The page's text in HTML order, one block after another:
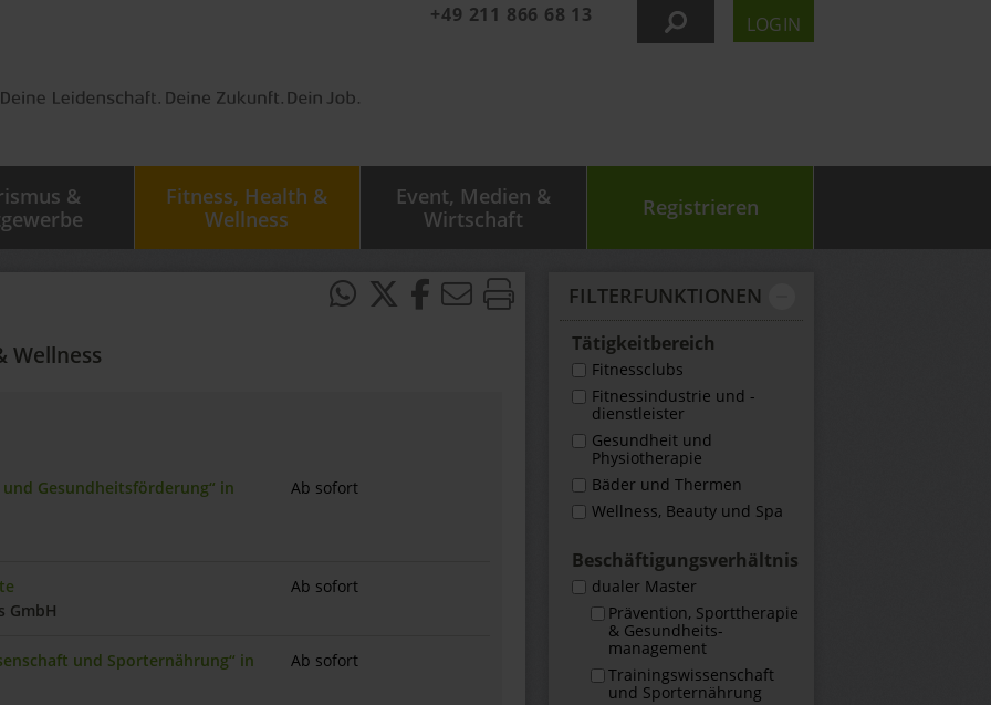
+49 211 866 68 13 LOGIN
&
Fitness, Health &
Wellness
Event, Medien &
Wirtschaft
Registrieren
FILTER­FUNKTIONEN
Tätigkeit­bereich
Fitnessclubs
Fitnessindustrie und -
dienstleister
Gesundheit und
Physiotherapie
Bäder und Thermen
Wellness, Beauty und Spa
Beschäftigungs­verhältnis
dualer Master
Prävention, Sporttherapie
& Gesundheits­
management
Trainingswissenschaft
und Sporternährung
Wellness
Gesundheitsförderung“ in
Ab sofort
GmbH
Ab sofort
und Sporternährung“ in
Ab sofort